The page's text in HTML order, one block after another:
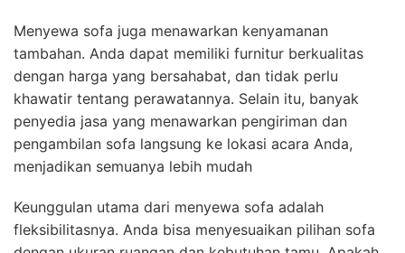
Menyewa sofa juga menawarkan kenyamanan
tambahan. Anda dapat memiliki furnitur berkualitas
dengan harga yang bersahabat, dan tidak perlu
khawatir tentang perawatannya. Selain itu, banyak
penyedia jasa yang menawarkan pengiriman dan
pengambilan sofa langsung ke lokasi acara Anda,
menjadikan semuanya lebih mudah
Keunggulan utama dari menyewa sofa adalah
fleksibilitasnya. Anda bisa menyesuaikan pilihan sofa